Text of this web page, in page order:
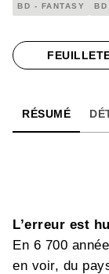
BD - FANTASY BD
RÉSUMÉ
L’erreur est
En 6 700
en voir, du